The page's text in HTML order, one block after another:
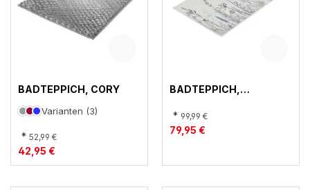
BADTEPPICH, CORY
Varianten (3)
* 52,99 €
42,95 €
BADTEPPICH,
* 99,99 €
79,95 €